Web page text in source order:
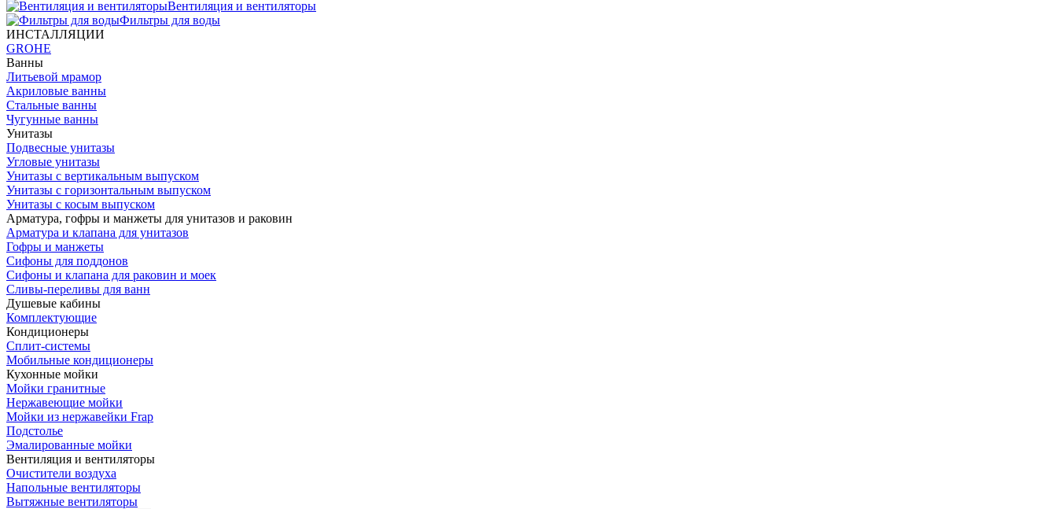
Вентиляция и вентиляторы
Фильтры для воды
ИНСТАЛЛЯЦИИ
GROHE
Ванны
Литьевой мрамор
Акриловые ванны
Стальные ванны
Чугунные ванны
Унитазы
Подвесные унитазы
Угловые унитазы
Унитазы с вертикальным выпуском
Унитазы с горизонтальным выпуском
Унитазы с косым выпуском
Арматура, гофры и манжеты для унитазов и раковин
Арматура и клапана для унитазов
Гофры и манжеты
Сифоны для поддонов
Сифоны и клапана для раковин и моек
Сливы-переливы для ванн
Душевые кабины
Комплектующие
Кондиционеры
Сплит-системы
Мобильные кондиционеры
Кухонные мойки
Мойки гранитные
Нержавеющие мойки
Мойки из нержавейки Frap
Подстолье
Эмалированные мойки
Вентиляция и вентиляторы
Очистители воздуха
Напольные вентиляторы
Вытяжные вентиляторы